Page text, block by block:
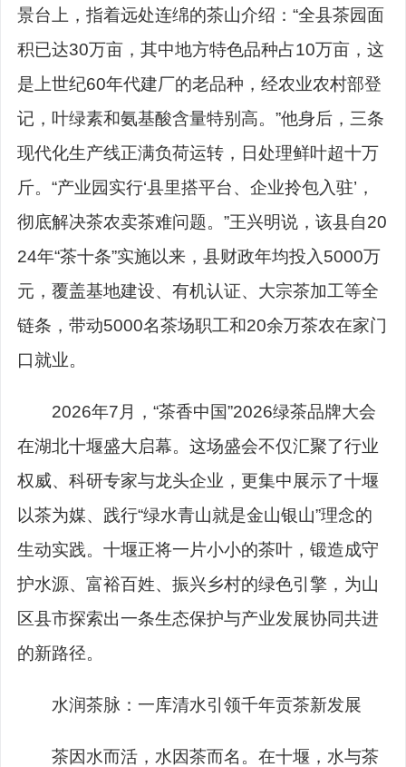
景台上，指着远处连绵的茶山介绍：“全县茶园面
积已达30万亩，其中地方特色品种占10万亩，这
是上世纪60年代建厂的老品种，经农业农村部登
记，叶绿素和氨基酸含量特别高。”他身后，三条
现代化生产线正满负荷运转，日处理鲜叶超十万
斤。“产业园实行‘县里搭平台、企业拎包入驻’，
彻底解决茶农卖茶难问题。”王兴明说，该县自20
24年“茶十条”实施以来，县财政年均投入5000万
元，覆盖基地建设、有机认证、大宗茶加工等全
链条，带动5000名茶场职工和20余万茶农在家门
口就业。
2026年7月，“茶香中国”2026绿茶品牌大会
在湖北十堰盛大启幕。这场盛会不仅汇聚了行业
权威、科研专家与龙头企业，更集中展示了十堰
以茶为媒、践行“绿水青山就是金山银山”理念的
生动实践。十堰正将一片小小的茶叶，锻造成守
护水源、富裕百姓、振兴乡村的绿色引擎，为山
区县市探索出一条生态保护与产业发展协同共进
的新路径。
水润茶脉：一库清水引领千年贡茶新发展
茶因水而活，水因茶而名。在十堰，水与茶